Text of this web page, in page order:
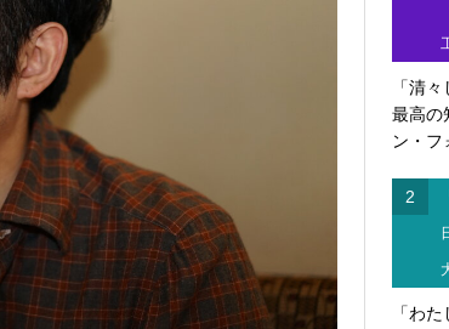
「清
最高の
ン・フ
2
「わ